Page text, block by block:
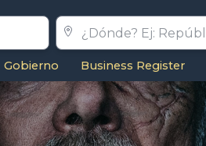
Gobierno Business Register